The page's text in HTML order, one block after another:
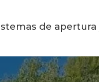
de